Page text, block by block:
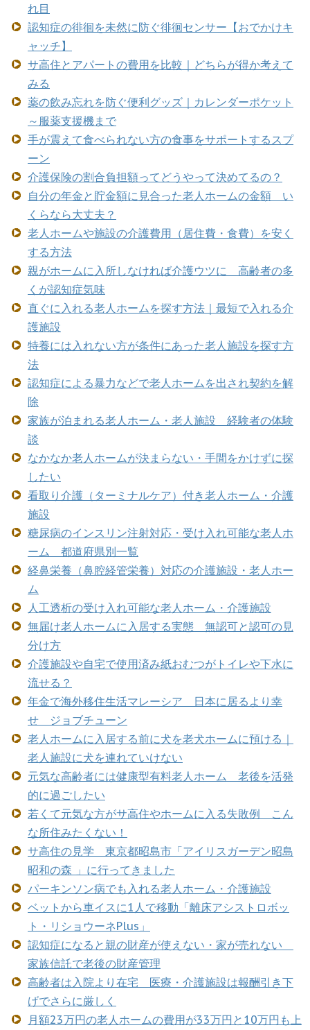
れ目
認知症の徘徊を未然に防ぐ徘徊センサー【おでかけキ
ャッチ】
サ高住とアパートの費用を比較｜どちらが得か考えて
みる
薬の飲み忘れを防ぐ便利グッズ｜カレンダーポケット
～服薬支援機まで
手が震えて食べられない方の食事をサポートするスプ
ーン
介護保険の割合負担額ってどうやって決めてるの？
自分の年金と貯金額に見合った老人ホームの金額 い
くらなら大丈夫？
老人ホームや施設の介護費用（居住費・食費）を安く
する方法
親がホームに入所しなければ介護ウツに 高齢者の多
くが認知症気味
直ぐに入れる老人ホームを探す方法｜最短で入れる介
護施設
特養には入れない方が条件にあった老人施設を探す方
法
認知症による暴力などで老人ホームを出され契約を解
除
家族が泊まれる老人ホーム・老人施設 経験者の体験
談
なかなか老人ホームが決まらない・手間をかけずに探
したい
看取り介護（ターミナルケア）付き老人ホーム・介護
施設
糖尿病のインスリン注射対応・受け入れ可能な老人ホ
ーム 都道府県別一覧
経鼻栄養（鼻腔経管栄養）対応の介護施設・老人ホー
ム
人工透析の受け入れ可能な老人ホーム・介護施設
無届け老人ホームに入居する実態 無認可と認可の見
分け方
介護施設や自宅で使用済み紙おむつがトイレや下水に
流せる？
年金で海外移住生活マレーシア 日本に居るより幸
せ ジョブチューン
老人ホームに入居する前に犬を老犬ホームに預ける｜
老人施設に犬を連れていけない
元気な高齢者には健康型有料老人ホーム 老後を活発
的に過ごしたい
若くて元気な方がサ高住やホームに入る失敗例 こん
な所住みたくない！
サ高住の見学 東京都昭島市「アイリスガーデン昭島
昭和の森 」に行ってきました
パーキンソン病でも入れる老人ホーム・介護施設
ベットから車イスに1人で移動「離床アシストロボッ
ト・リショウーネPlus」
認知症になると親の財産が使えない・家が売れない
家族信託で老後の財産管理
高齢者は入院より在宅 医療・介護施設は報酬引き下
げでさらに厳しく
月額23万円の老人ホームの費用が33万円と10万円も上